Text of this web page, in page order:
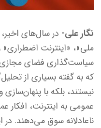
نگار علی- در سال‌های
ملی»، «اینترنت
سیاست‌گذاری فضای مجازی
که به گفته بسیاری از
نیستند، بلکه با
عمومی به اینترنت،
ناعادلانه سوق می‌دهند.